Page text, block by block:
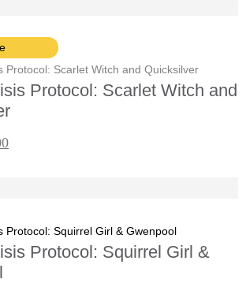
€42.00.
Protocol: Scarlet Witch and
Aktuálna
Protocol: Squirrel Girl &